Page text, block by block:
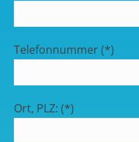
Telefonnummer (*)
Ort, PLZ: (*)